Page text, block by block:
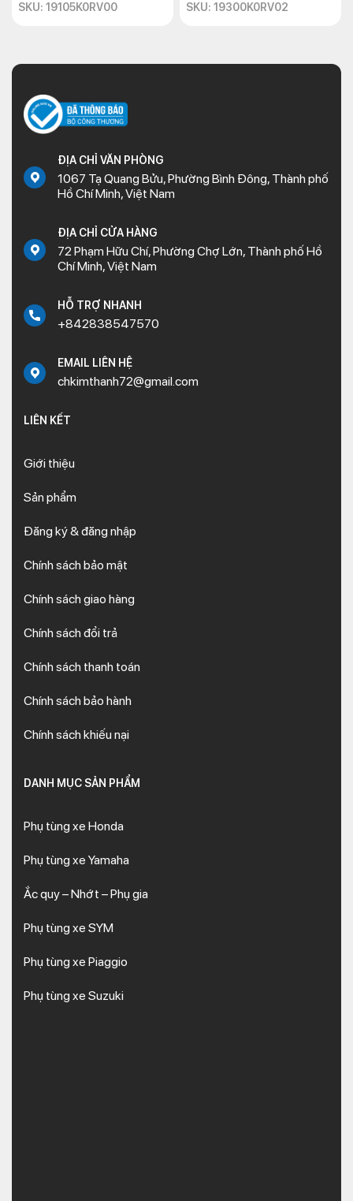
SKU: 19105K0RV00
SKU: 19300K0RV02
ĐỊA CHỈ VĂN PHÒNG
1067 Tạ Quang Bửu, Phường Bình Đông, Thành phố
Hồ Chí Minh, Việt Nam
ĐỊA CHỈ CỬA HÀNG
72 Phạm Hữu Chí, Phường Chợ Lớn, Thành phố Hồ
Chí Minh, Việt Nam
HỖ TRỢ NHANH
+842838547570
EMAIL LIÊN HỆ
chkimthanh72@gmail.com
LIÊN KẾT
Giới thiệu
Sản phẩm
Đăng ký & đăng nhập
Chính sách bảo mật
Chính sách giao hàng
Chính sách đổi trả
Chính sách thanh toán
Chính sách bảo hành
Chính sách khiếu nại
DANH MỤC SẢN PHẨM
Phụ tùng xe Honda
Phụ tùng xe Yamaha
Ắc quy – Nhớt – Phụ gia
Phụ tùng xe SYM
Phụ tùng xe Piaggio
Phụ tùng xe Suzuki